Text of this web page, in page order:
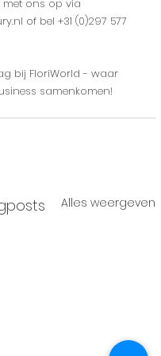
ons op via
of bel +31 (0)297 577
bij FloriWorld - waar
samenkomen!
Alles weergeven